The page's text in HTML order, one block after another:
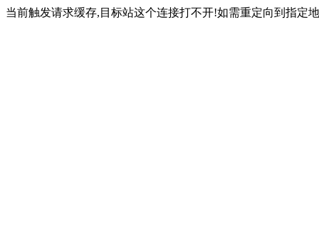
当前触发请求缓存,目标站这个连接打不开!如需重定向到指定